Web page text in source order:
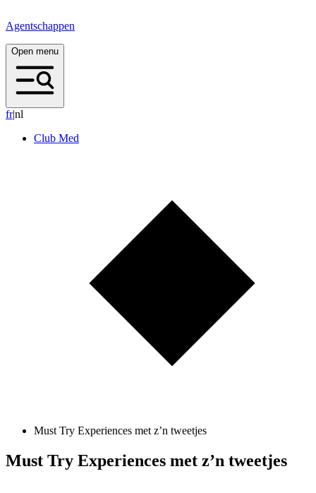
Agentschappen
Open menu
fr|nl
Club Med
Must Try Experiences met z’n tweetjes
Must Try Experiences met z’n tweetjes